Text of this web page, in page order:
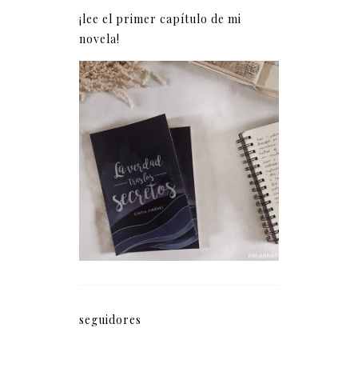
¡lee el primer capítulo de mi
novela!
La verdad tras los
secretos (fragmento)
seguidores